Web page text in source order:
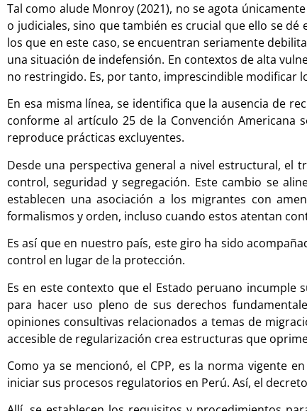
Tal como alude Monroy (2021), no se agota
o judiciales, sino que también es crucial que ello se
los que en este caso, se encuentran seriamente
una situación de indefensión. En contextos de alta
no restringido. Es, por tanto, imprescindible modificar
En esa misma línea, se identifica que la ausencia de
conforme al artículo 25 de la Convención Americana
reproduce prácticas excluyentes.
Desde una perspectiva general a nivel estructural, el
control, seguridad y segregación. Este cambio se
establecen una asociación a los migrantes con
formalismos y orden, incluso cuando estos atentan
Es así que en nuestro país, este giro ha sido
control en lugar de la protección.
Es en este contexto que el Estado peruano
para hacer uso pleno de sus derechos
opiniones consultivas relacionados a temas de
accesible de regularización crea estructuras que
Como ya se mencionó, el CPP, es la norma vigente
iniciar sus procesos regulatorios en Perú. Así, el